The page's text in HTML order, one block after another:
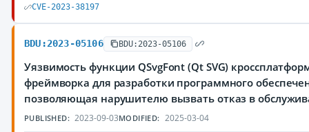
CVE-2023-38197
BDU:2023-05106 BDU:2023-05106
Уязвимость функции QSvgFont (Qt SVG)
фреймворка для разработки программного
позволяющая нарушителю вызвать отказ в
PUBLISHED: 2023-09-03MODIFIED: 2025-03-04